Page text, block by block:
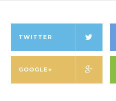
TWITTER
GOOGLE+